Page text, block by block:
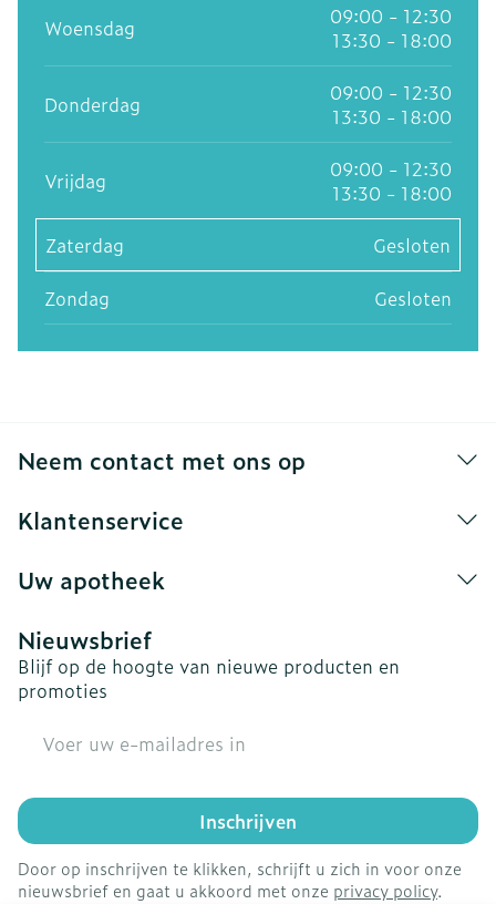
Woensdag
09:00 - 12:30
13:30 - 18:00
Donderdag
09:00 - 12:30
13:30 - 18:00
Vrijdag
09:00 - 12:30
13:30 - 18:00
Zaterdag
Gesloten
Zondag
Gesloten
Neem contact met ons op
Klantenservice
Uw apotheek
Nieuwsbrief
Blijf op de hoogte van nieuwe producten en
promoties
Inschrijven
Door op inschrijven te klikken, schrijft u zich in voor onze
nieuwsbrief en gaat u akkoord met onze privacy policy.